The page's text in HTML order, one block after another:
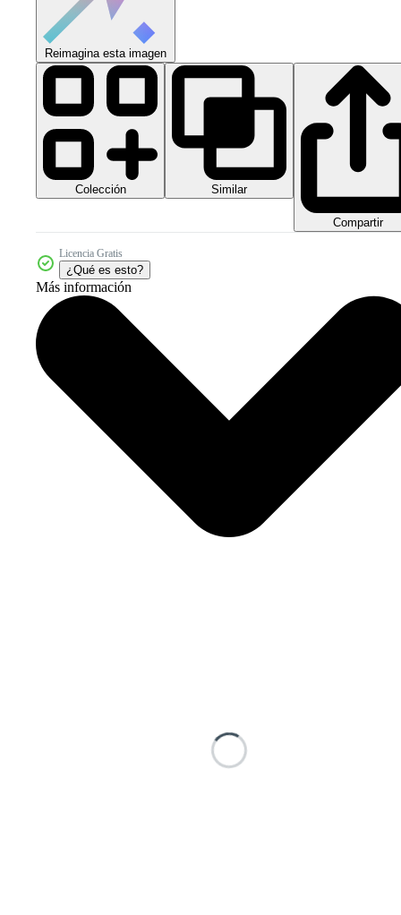
Reimagina esta imagen
Colección Similar
Compartir
Licencia Gratis
¿Qué es esto?
Más información